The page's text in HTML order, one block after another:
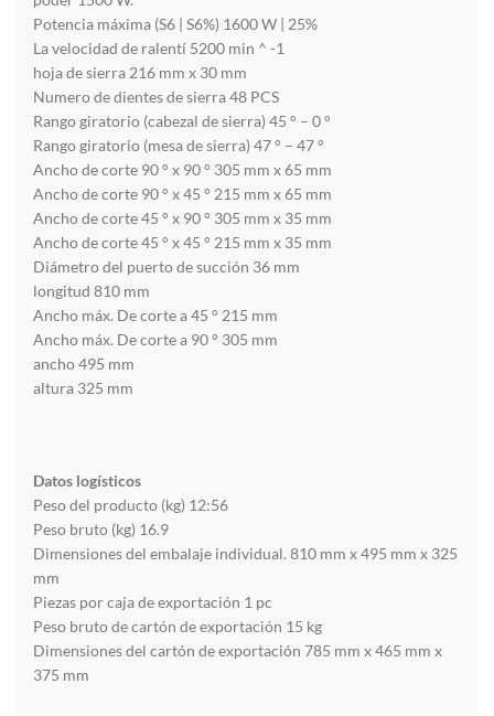
Potencia máxima (S6 | S6%) 1600 W | 25%
La velocidad de ralentí 5200 min ^ -1
hoja de sierra 216 mm x 30 mm
Numero de dientes de sierra 48 PCS
Rango giratorio (cabezal de sierra) 45 ° – 0 °
Rango giratorio (mesa de sierra) 47 ° – 47 °
Ancho de corte 90 ° x 90 ° 305 mm x 65 mm
Ancho de corte 90 ° x 45 ° 215 mm x 65 mm
Ancho de corte 45 ° x 90 ° 305 mm x 35 mm
Ancho de corte 45 ° x 45 ° 215 mm x 35 mm
Diámetro del puerto de succión 36 mm
longitud 810 mm
Ancho máx. De corte a 45 ° 215 mm
Ancho máx. De corte a 90 ° 305 mm
ancho 495 mm
altura 325 mm
Datos logísticos
Peso del producto (kg) 12:56
Peso bruto (kg) 16.9
Dimensiones del embalaje individual. 810 mm x 495 mm x 325
mm
Piezas por caja de exportación 1 pc
Peso bruto de cartón de exportación 15 kg
Dimensiones del cartón de exportación 785 mm x 465 mm x
375 mm